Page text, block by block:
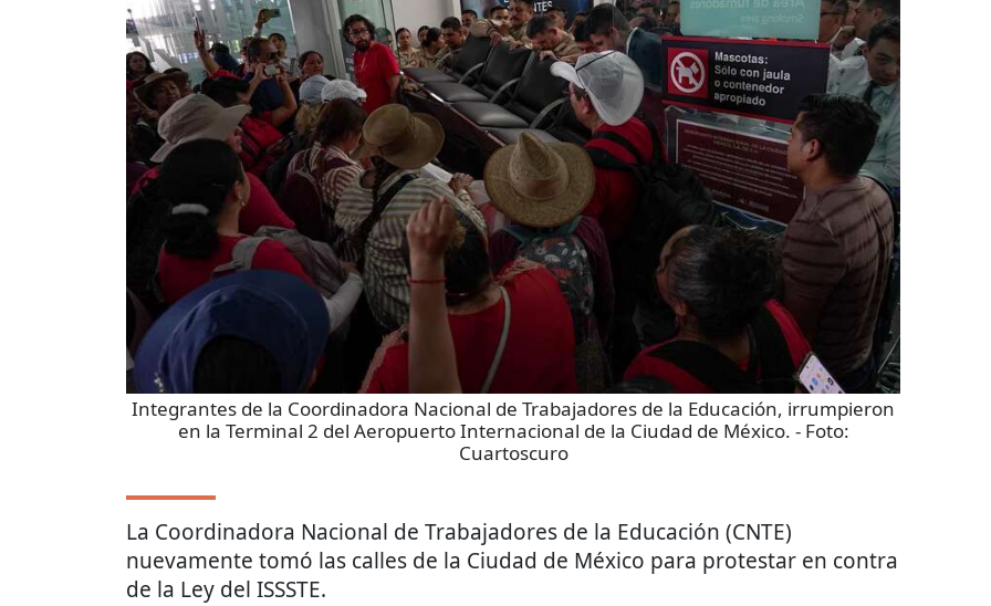
Integrantes de la Coordinadora Nacional de Trabajadores de la Educación, irrumpieron
en la Terminal 2 del Aeropuerto Internacional de la Ciudad de México. - Foto:
Cuartoscuro
La Coordinadora Nacional de Trabajadores de la Educación (CNTE)
nuevamente tomó las calles de la Ciudad de México para protestar en contra
de la Ley del ISSSTE.